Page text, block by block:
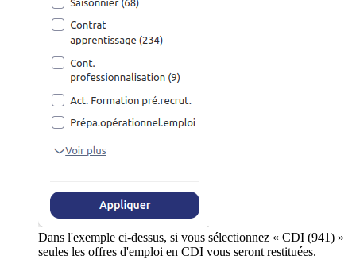
Dans l'exemple ci-dessus, si vous sélectionnez « CDI (941) »
seules les offres d'emploi en CDI vous seront restituées.